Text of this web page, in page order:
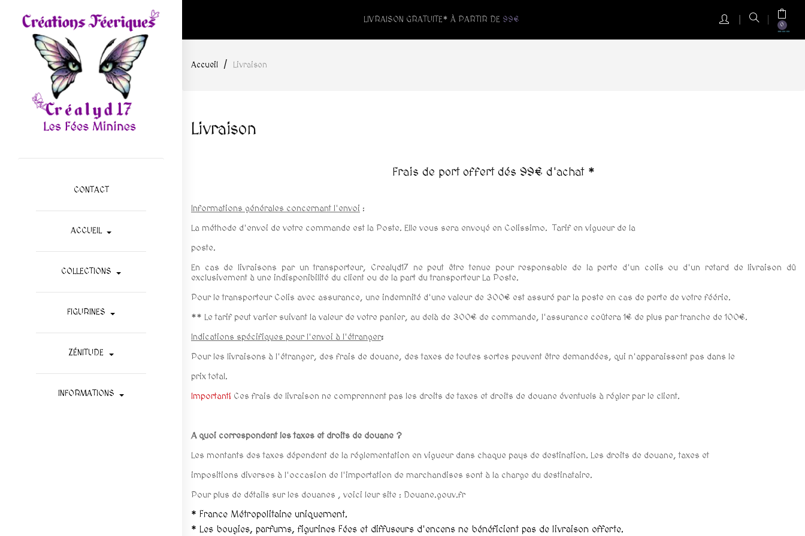
LIVRAISON GRATUITE* À PARTIR DE 99€
0
CONTACT
ACCUEIL
COLLECTIONS
FIGURINES
ZÉNITUDE
INFORMATIONS
Accueil Livraison
Livraison
Frais de port offert dés 99€ d'achat *
Informations générales concernant l'envoi :
La méthode d'envoi de votre commande est la Poste. Elle vous sera envoyé en Colissimo. Tarif en vigueur de la
poste.
En cas de livraisons par un transporteur, Crealyd17 ne peut être tenue pour responsable de la perte d'un colis ou d'un retard de livraison dû
exclusivement à une indisponibilité du client ou de la part du transporteur La Poste.
Pour le transporteur Colis avec assurance, une indemnité d'une valeur de 300€ est assuré par la poste en cas de perte de votre féérie.
** Le tarif peut varier suivant la valeur de votre panier, au delà de 300€ de commande, l'assurance coûtera 1€ de plus par tranche de 100€.
Indications spécifiques pour l'envoi à l'étranger:
Pour les livraisons à l'étranger, des frais de douane, des taxes de toutes sortes peuvent être demandées, qui n'apparaissent pas dans le
prix total.
Important! Ces frais de livraison ne comprennent pas les droits de taxes et droits de douane éventuels à régler par le client.
A quoi correspondent les taxes et droits de douane ?
Les montants des taxes dépendent de la réglementation en vigueur dans chaque pays de destination. Les droits de douane, taxes et
impositions diverses à l'occasion de l'importation de marchandises sont à la charge du destinataire.
Pour plus de détails sur les douanes , voici leur site : Douane.gouv.fr
* France Métropolitaine uniquement.
* Les bougies, parfums, figurines Fées et diffuseurs d'encens ne bénéficient pas de livraison offerte.